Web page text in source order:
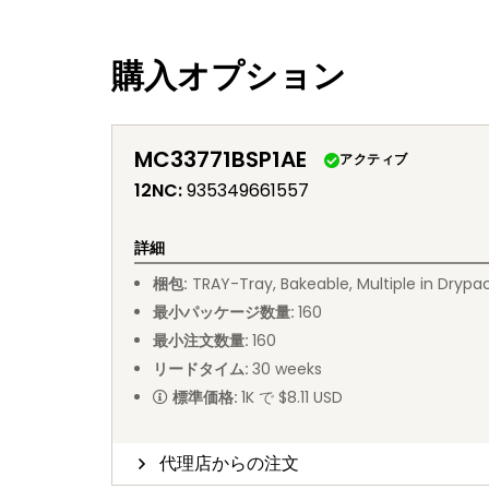
購入オプション
MC33771BSP1AE アクティブ
12NC:935349661557
詳細
梱包: TRAY-Tray, Bakeable, Multiple in
最小パッケージ数量: 160
最小注文数量: 160
リードタイム: 30 weeks
標準価格: 1K で $8.11 USD
代理店からの注文